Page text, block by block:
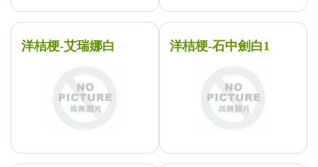
洋桔梗-艾瑞娜白 洋桔梗-石中劍白1